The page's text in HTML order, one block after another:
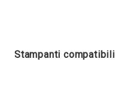
Stampanti compatibili